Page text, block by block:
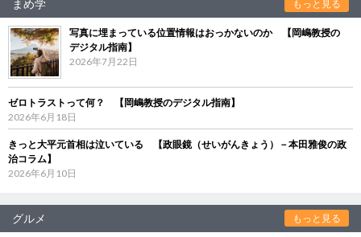
まめ学 もっと見る
写真に埋まっている位置情報はおっかないのか 【岡嶋教授の
デジタル指南】
2026年7月22日
ゼロトラストって何？ 【岡嶋教授のデジタル指南】
2026年6月18日
きっと大平元首相は泣いている 【政眼鏡（せいがんきょう）－本田雅俊の政
治コラム】
2026年6月10日
グルメ もっと見る